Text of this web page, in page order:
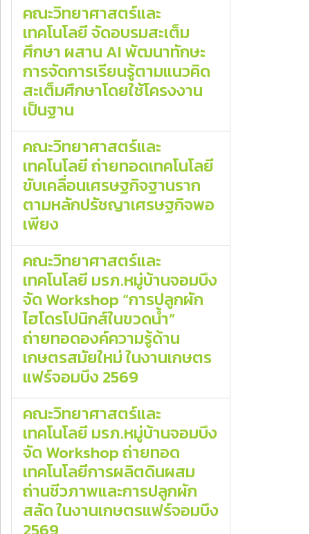
คณะวิทยาศาสตร์และ
เทคโนโลยี จัดอบรมสะเต็ม
ศึกษา ผสาน AI พัฒนาทักษะ
การจัดการเรียนรู้ตามแนวคิด
สะเต็มศึกษาโดยใช้โครงงาน
เป็นฐาน
คณะวิทยาศาสตร์และ
เทคโนโลยี ถ่ายทอดเทคโนโลยี
ขับเคลื่อนเศรษฐกิจฐานราก
ตามหลักปรัชญาเศรษฐกิจพอ
เพียง
คณะวิทยาศาสตร์และ
เทคโนโลยี มรภ.หมู่บ้านจอมบึง
จัด Workshop “การปลูกผัก
ไฮโดรโปนิกส์ในขวดน้ำ”
ถ่ายทอดองค์ความรู้ด้าน
เกษตรสมัยใหม่ ในงานเกษตร
แฟร์จอมบึง 2569
คณะวิทยาศาสตร์และ
เทคโนโลยี มรภ.หมู่บ้านจอมบึง
จัด Workshop ถ่ายทอด
เทคโนโลยีการผลิตดินผสม
ถ่านชีวภาพและการปลูกผัก
สลัด ในงานเกษตรแฟร์จอมบึง